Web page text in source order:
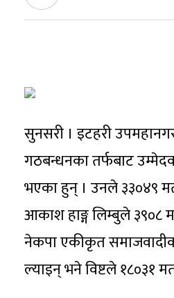
सुनसरी । इटहरी
गठबन्धनका तर्फबाट
भएका हुन् । उनले ३३०४९
आकाश हाङ्ग लिम्बुले ३९०८
नेकपा एकीकृत
ल्याइन् भने विष्टले १८०३१